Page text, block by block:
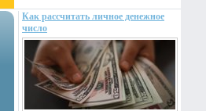
Как рассчитать личное денежное
число